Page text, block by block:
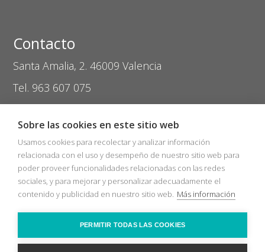
Contacto
Santa Amalia, 2. 46009 Valencia
Tel. 963 607 075
Inicio Catálogos
Nuevos Socios
2026 © Sociedad Cooperativa Coptival Zas VisiónNota legal
Política
Sobre las cookies en este sitio web
Usamos cookies para recolectar y analizar información
relacionada con el uso y desempeño de nuestro sitio web para
poder proveer funcionalidades relacionadas con las redes
sociales, y para mejorar y personalizar adecuadamente el
contenido y publicidad en nuestro sitio web. Más información
PERMITIR TODAS LAS COOKIES